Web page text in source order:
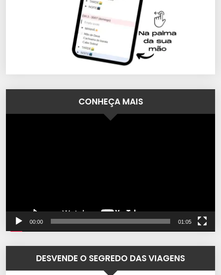
CONHEÇA MAIS
00:00 01:05
DESVENDE O SEGREDO DAS VIAGENS